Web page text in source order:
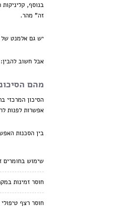
בנוסף,
זה" מהר.
יש גם אלמנט של
אבל חשוב
מהם
הסיכון המרכזי
אפשרות לפנות
בין הסכנות
שימוש בחומרים
חוסר זמינות
חוסר רצף